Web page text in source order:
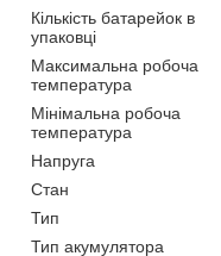
Кількість батарейок в
упаковці
Максимальна робоча
температура
Мінімальна робоча
температура
Напруга
Стан
Тип
Тип акумулятора